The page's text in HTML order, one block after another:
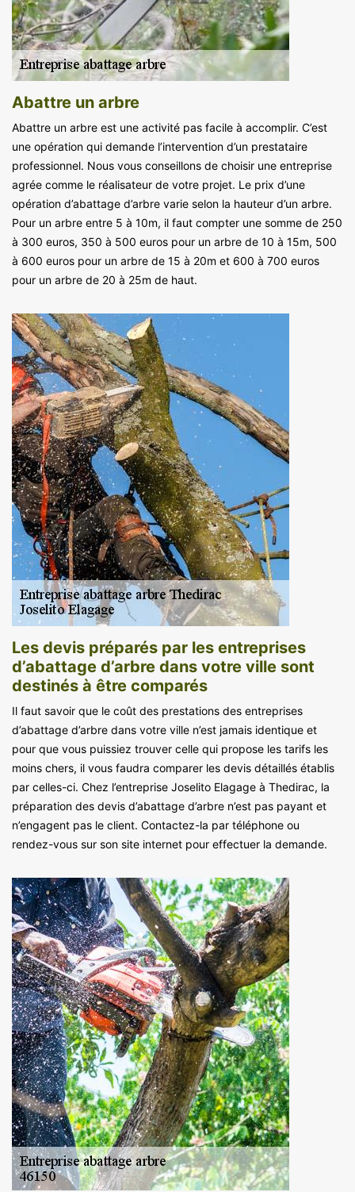
Abattre un arbre
Abattre un arbre est une activité pas facile à accomplir. C’est
une opération qui demande l’intervention d’un prestataire
professionnel. Nous vous conseillons de choisir une entreprise
agrée comme le réalisateur de votre projet. Le prix d’une
opération d’abattage d’arbre varie selon la hauteur d’un arbre.
Pour un arbre entre 5 à 10m, il faut compter une somme de 250
à 300 euros, 350 à 500 euros pour un arbre de 10 à 15m, 500
à 600 euros pour un arbre de 15 à 20m et 600 à 700 euros
pour un arbre de 20 à 25m de haut.
Les devis préparés par les entreprises
d’abattage d’arbre dans votre ville sont
destinés à être comparés
Il faut savoir que le coût des prestations des entreprises
d’abattage d’arbre dans votre ville n’est jamais identique et
pour que vous puissiez trouver celle qui propose les tarifs les
moins chers, il vous faudra comparer les devis détaillés établis
par celles-ci. Chez l’entreprise Joselito Elagage à Thedirac, la
préparation des devis d’abattage d’arbre n’est pas payant et
n’engagent pas le client. Contactez-la par téléphone ou
rendez-vous sur son site internet pour effectuer la demande.